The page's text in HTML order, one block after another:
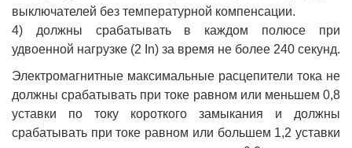
выключателей без температурной компенсации.
4) должны срабатывать в каждом полюсе при
удвоенной нагрузке (2 In) за время не более 240 секунд.
Электромагнитные максимальные расцепители тока не
должны срабатывать при токе равном или меньшем 0,8
уставки по току короткого замыкания и должны
срабатывать при токе равном или большем 1,2 уставки